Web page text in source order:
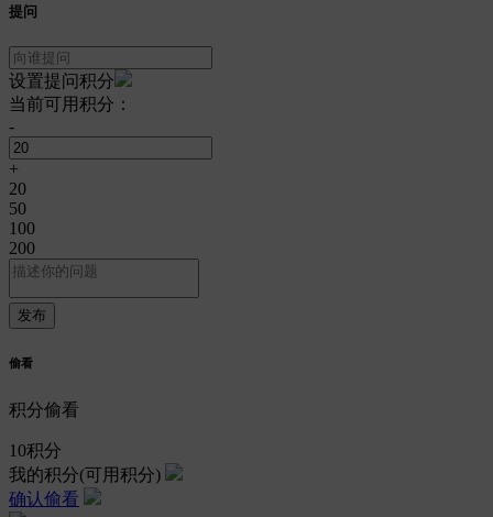
提问
设置提问积分
当前可用积分：
-
+
20
50
100
200
偷看
积分偷看
10积分
我的积分(可用积分)
确认偷看